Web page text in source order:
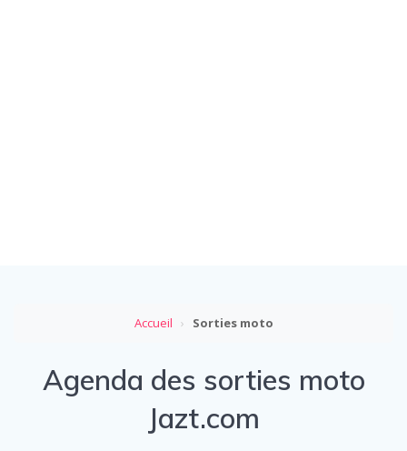
Accueil › Sorties moto
Agenda des sorties moto
Jazt.com